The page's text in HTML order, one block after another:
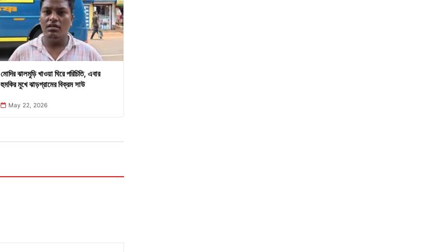
মোদির ঝালমুড়ি খাওয়া ঘিরে পরিচিতি, এবার
হুমকির মুখে ঝাড়গ্রামের বিক্রম সাউ
May 22, 2026